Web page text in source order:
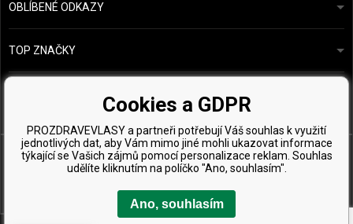
OBLÍBENÉ ODKAZY
TOP ZNAČKY
Kérastase
Paul Mitchell
Wella Professionals
Cookies a GDPR
PROZDRAVEVLASY a partneři potřebují Váš souhlas k využití
jednotlivých dat, aby Vám mimo jiné mohli ukazovat informace
týkající se Vašich zájmů pomocí personalizace reklam. Souhlas
udělíte kliknutím na políčko "Ano, souhlasím".
Ano, souhlasím